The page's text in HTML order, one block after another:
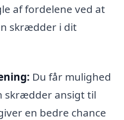
af fordelene ved at
skrædder i dit
Du får mulighed
skrædder ansigt til
en bedre chance